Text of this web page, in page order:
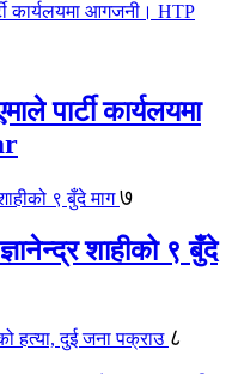
पार्टी कार्यलयमा
७
शाहीको ९ बुँदे
८